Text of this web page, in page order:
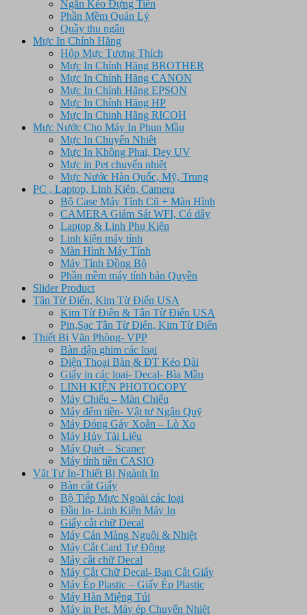
Ngăn Kéo Đựng Tiền
Phần Mềm Quản Lý
Quầy thu ngân
Mực In Chính Hãng
Hộp Mực Tương Thích
Mực In Chính Hãng BROTHER
Mực In Chính Hãng CANON
Mực In Chính Hãng EPSON
Mực In Chính Hãng HP
Mực In Chinh Hãng RICOH
Mưc Nước Cho Máy In Phun Mầu
Mực In Chuyển Nhiêt
Mực In Không Phai, Dey UV
Mực in Pet chuyển nhiệt
Mực Nước Hàn Quốc, Mỹ, Trung
PC , Laptop, Linh Kiện, Camera
Bộ Case Máy Tính Cũ + Màn Hình
CAMERA Giám Sát WFI, Có dây
Laptop & Linh Phụ Kiện
Linh kiện máy tính
Màn Hình Máy Tính
Máy Tính Đồng Bộ
Phần mềm máy tính bản Quyền
Slider Product
Tân Từ Điển, Kim Từ Điển USA
Kim Từ Điên & Tân Từ Điển USA
Pin,Sạc Tân Từ Điển, Kim Từ Điển
Thiết Bị Văn Phòng- VPP
Bàn dập ghim các loại
Điện Thoại Bàn & ĐT Kéo Dài
Giấy in các loại- Decal- Bìa Mầu
LINH KIỆN PHOTOCOPY
Máy Chiếu – Màn Chiếu
Máy đếm tiền- Vật tư Ngân Quỹ
Máy Đóng Gáy Xoắn – Lò Xo
Máy Hủy Tài Liệu
Máy Quét – Scaner
Máy tính tiền CASIO
Vật Tư In-Thiết Bị Ngành In
Bàn cắt Giấy
Bộ Tiếp Mực Ngoài các loại
Đầu In- Linh Kiện Máy In
Giấy cắt chữ Decal
Máy Cán Màng Nguội & Nhiệt
Máy Cắt Card Tự Động
Máy cắt chữ Decal
Máy Cắt Chữ Decal- Ban Cắt Giấy
Máy Ép Plastic – Giấy Ép Plastic
Máy Hàn Miệng Túi
Máy in Pet, Máy ép Chuyển Nhiệt